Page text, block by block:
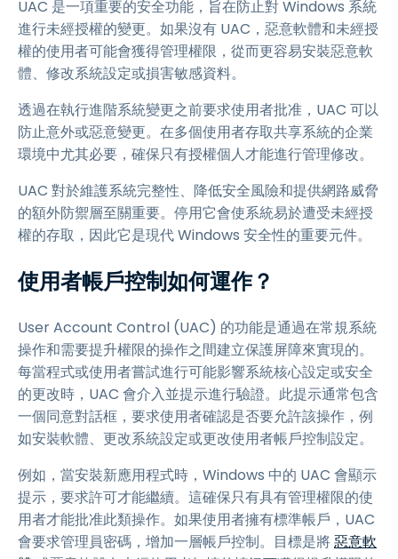
UAC 是一項重要的安全功能，旨在防止對 Windows 系統
進行未經授權的變更。如果沒有 UAC，惡意軟體和未經授
權的使用者可能會獲得管理權限，從而更容易安裝惡意軟
體、修改系統設定或損害敏感資料。
透過在執行進階系統變更之前要求使用者批准，UAC 可以
防止意外或惡意變更。在多個使用者存取共享系統的企業
環境中尤其必要，確保只有授權個人才能進行管理修改。
UAC 對於維護系統完整性、降低安全風險和提供網路威脅
的額外防禦層至關重要。停用它會使系統易於遭受未經授
權的存取，因此它是現代 Windows 安全性的重要元件。
使用者帳戶控制如何運作？
User Account Control (UAC) 的功能是通過在常規系統
操作和需要提升權限的操作之間建立保護屏障來實現的。
每當程式或使用者嘗試進行可能影響系統核心設定或安全
的更改時，UAC 會介入並提示進行驗證。此提示通常包含
一個同意對話框，要求使用者確認是否要允許該操作，例
如安裝軟體、更改系統設定或更改使用者帳戶控制設定。
例如，當安裝新應用程式時，Windows 中的 UAC 會顯示
提示，要求許可才能繼續。這確保只有具有管理權限的使
用者才能批准此類操作。如果使用者擁有標準帳戶，UAC
會要求管理員密碼，增加一層帳戶控制。目標是將惡意軟